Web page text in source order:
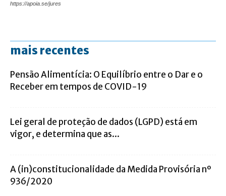
https://apoia.se/jures
mais recentes
Pensão Alimentícia: O Equilíbrio entre o Dar e o
Receber em tempos de COVID-19
Lei geral de proteção de dados (LGPD) está em
vigor, e determina que as...
A (in)constitucionalidade da Medida Provisória nº
936/2020